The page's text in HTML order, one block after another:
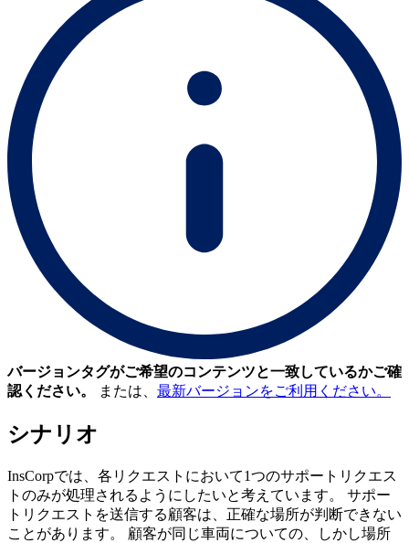
バージョンタグがご希望のコンテンツと一致しているかご確
認ください。
または、 最新バージョンをご利用ください。
シナリオ
InsCorpでは、各リクエストにおいて1つのサポートリクエス
トのみが処理されるようにしたいと考えています。 サポー
トリクエストを送信する顧客は、正確な場所が判断できない
ことがあります。 顧客が同じ車両についての、しかし場所